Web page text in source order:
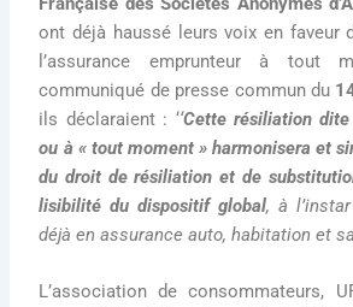
ont déjà haussé leurs voix en faveur
l’assurance emprunteur à tout
communiqué de presse commun du
ils déclaraient : ‘‘Cette résiliation
ou à « tout moment » harmonisera et
du droit de résiliation et de
lisibilité du dispositif global, à
déjà en assurance auto, habitation et
L’association de consommateurs,